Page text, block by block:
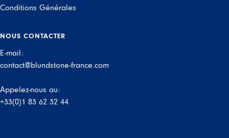
Conditions Générales
NOUS CONTACTER
E-mail:
contact@blundstone-france.com
Appelez-nous au:
+33(0)1 83 62 32 44